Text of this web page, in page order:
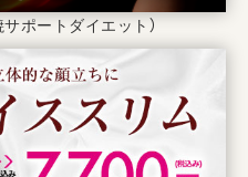
ポートダイエット）